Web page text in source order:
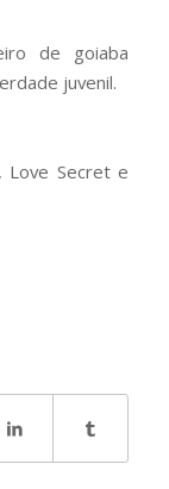
de goiaba
juvenil.
Love Secret e